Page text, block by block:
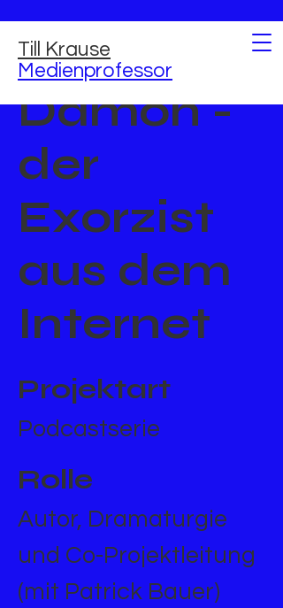
Till Krause
Medienprofessor
Dämon -
der
Exorzist
aus dem
Internet
Projektart
Podcastserie
Rolle
Autor, Dramaturgie
und Co-Projektleitung
(mit Patrick Bauer)